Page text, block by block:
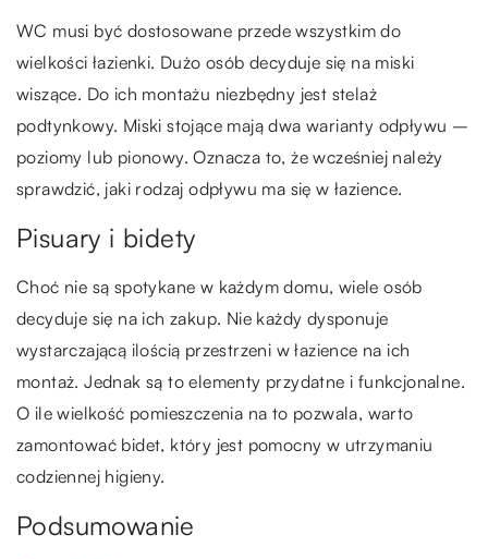
WC musi być dostosowane przede wszystkim do
wielkości łazienki. Dużo osób decyduje się na miski
wiszące. Do ich montażu niezbędny jest stelaż
podtynkowy. Miski stojące mają dwa warianty odpływu –
poziomy lub pionowy. Oznacza to, że wcześniej należy
sprawdzić, jaki rodzaj odpływu ma się w łazience.
Pisuary i bidety
Choć nie są spotykane w każdym domu, wiele osób
decyduje się na ich zakup. Nie każdy dysponuje
wystarczającą ilością przestrzeni w łazience na ich
montaż. Jednak są to elementy przydatne i funkcjonalne.
O ile wielkość pomieszczenia na to pozwala, warto
zamontować bidet, który jest pomocny w utrzymaniu
codziennej higieny.
Podsumowanie